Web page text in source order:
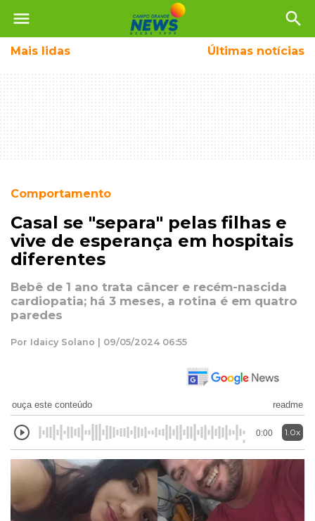
menu search
Mais lidas Últimas notícias
Comportamento
Casal se "separa" pelas filhas e
vive de esperança em hospitais
diferentes
Bebê de 1 ano trata câncer e recém-nascida
cardiopatia; há 3 meses, a rotina é em quatro
paredes
Por Idaicy Solano | 09/05/2024 06:55
ouça este conteúdo readme
0:00 1.0x